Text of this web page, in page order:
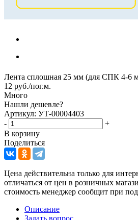
Лента сплошная 25 мм (для СПК 4-6
12 руб./пог.м.
Много
Нашли дешевле?
Артикул: УТ-00004403
-
+
В корзину
Поделиться
Цена действительна только для
отличаться от цен в розничных
стоимость менеджер сообщит при
Описание
Задать вопрос